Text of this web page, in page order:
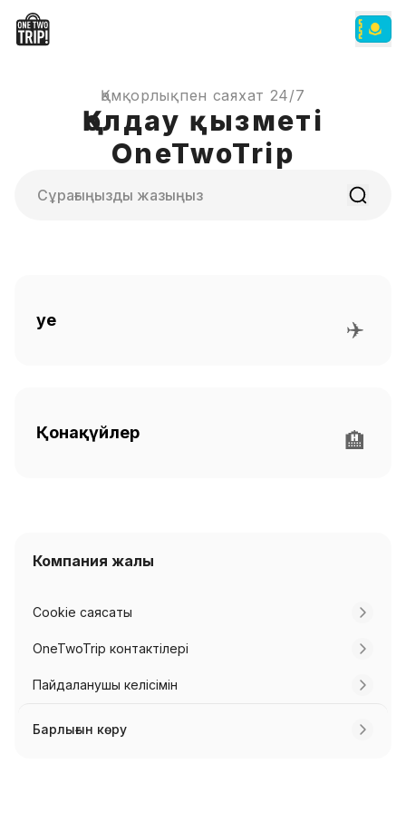
Қамқорлықпен саяхат 24/7
Қолдау қызметі
OneTwoTrip
Іздеу
Әуе ✈️
Қонақүйлер 🏨
Компания жалы
Cookie саясаты
OneTwoTrip контактілері
Пайдаланушы келісімін
Барлығын көру